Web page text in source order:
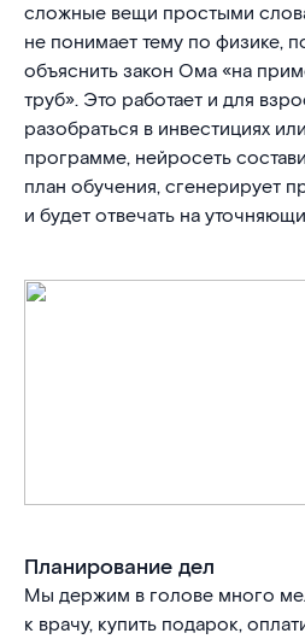
сложные вещи простыми
не понимает тему по физике,
объяснить закон Ома «на
труб». Это работает и для
разобраться в инвестициях
программе, нейросеть
план обучения, сгенерирует
и будет отвечать на
Планирование дел
Мы держим в голове много
к врачу, купить подарок,